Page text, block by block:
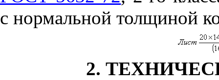
с нормальной толщиной
2.